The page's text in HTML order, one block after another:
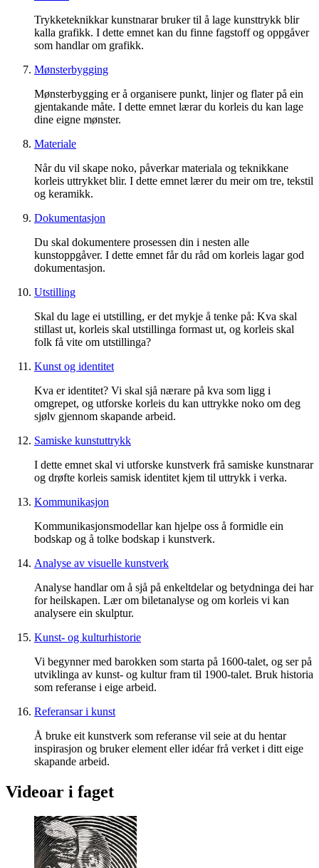
Trykketeknikkar kunstnarar bruker til å lage kunsttrykk blir
kalla grafikk. I dette emnet kan du finne fagstoff og oppgåver
som handlar om grafikk.
Mønsterbygging
Mønsterbygging er å organisere punkt, linjer og flater på ein
gjentakande måte. I dette emnet lærar du korleis du kan lage
dine eigne mønster.
Materiale
Når du vil skape noko, påverkar materiala og teknikkane
korleis uttrykket blir. I dette emnet lærer du meir om tre, tekstil
og keramikk.
Dokumentasjon
Du skal dokumentere prosessen din i nesten alle
kunstoppgåver. I dette emnet får du råd om korleis lagar god
dokumentasjon.
Utstilling
Skal du lage ei utstilling, er det mykje å tenke på: Kva skal
stillast ut, korleis skal utstillinga formast ut, og korleis skal
folk få vite om utstillinga?
Kunst og identitet
Kva er identitet? Vi skal sjå nærare på kva som ligg i
omgrepet, og utforske korleis du kan uttrykke noko om deg
sjølv gjennom skapande arbeid.
Samiske kunstuttrykk
I dette emnet skal vi utforske kunstverk frå samiske kunstnarar
og drøfte korleis samisk identitet kjem til uttrykk i verka.
Kommunikasjon
Kommunikasjonsmodellar kan hjelpe oss å formidle ein
bodskap og å tolke bodskap i kunstverk.
Analyse av visuelle kunstverk
Analyse handlar om å sjå på enkeltdelar og betydninga dei har
for heilskapen. Lær om biletanalyse og om korleis vi kan
analysere ein skulptur.
Kunst- og kulturhistorie
Vi begynner med barokken som starta på 1600-talet, og ser på
utviklinga av kunst- og kultur fram til 1900-talet. Bruk historia
som referanse i eige arbeid.
Referansar i kunst
Å bruke eit kunstverk som referanse vil seie at du hentar
inspirasjon og bruker element eller idéar frå verket i ditt eige
skapande arbeid.
Videoar i faget